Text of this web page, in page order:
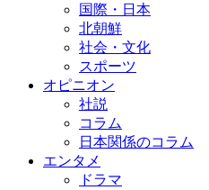
国際・日本
北朝鮮
社会・文化
スポーツ
オピニオン
社説
コラム
日本関係のコラム
エンタメ
ドラマ